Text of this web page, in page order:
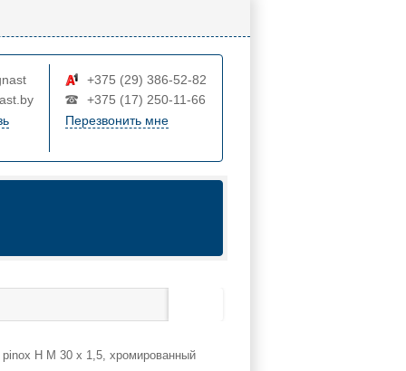
+375 (29) 386-52-82
+375 (17) 250-11-66
Перезвонить мне
pinox H M 30 x 1,5, хромированный